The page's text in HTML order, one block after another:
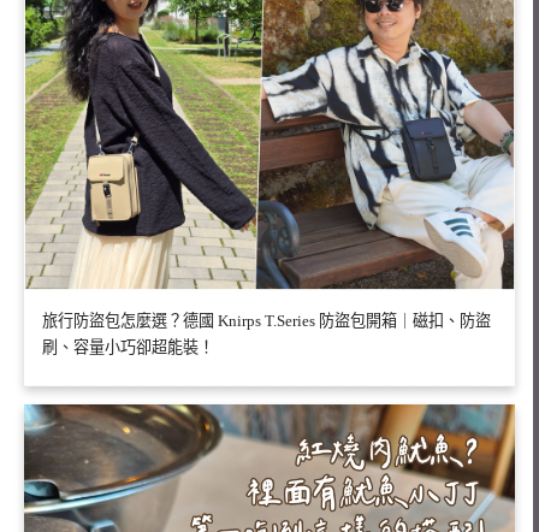
旅行防盜包怎麼選？德國 Knirps T.Series 防盜包開箱｜磁扣、防盜
刷、容量小巧卻超能裝！